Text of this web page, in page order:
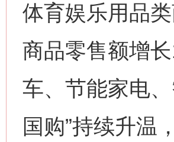
体育娱乐用品
商品零售额增
车、节能家电
国购”持续升温